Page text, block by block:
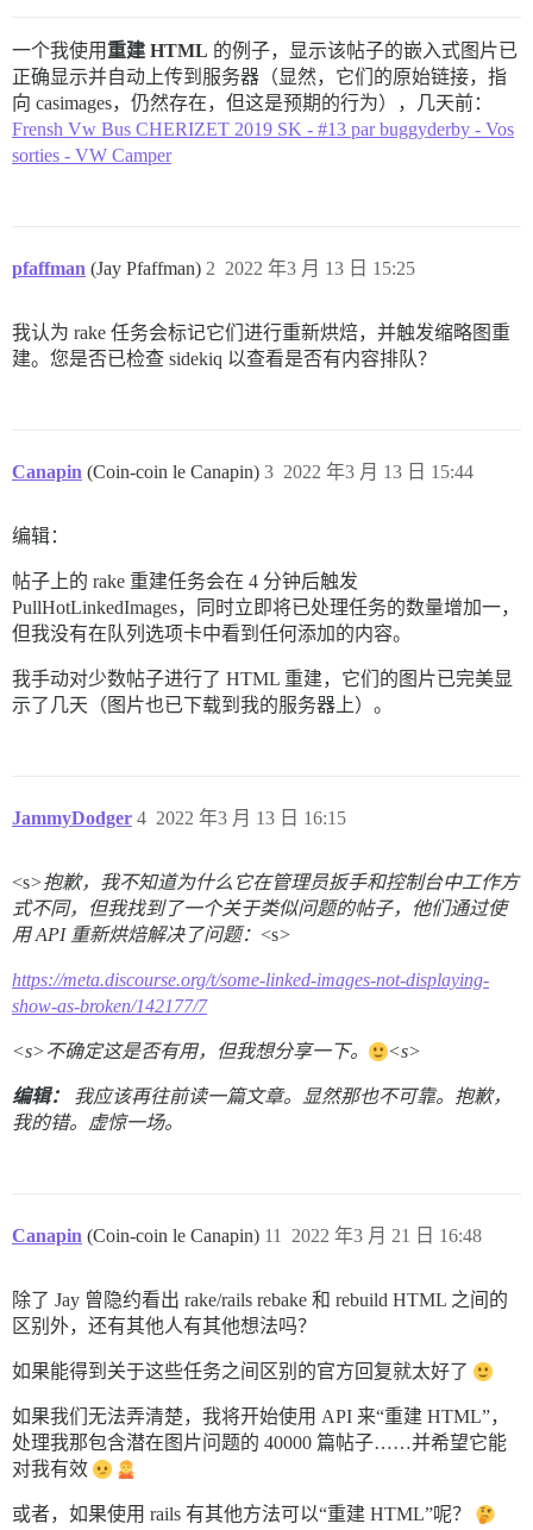
一个我使用 重建 HTML 的例子，显示该帖子的嵌入式图片已
正确显示并自动上传到服务器（显然，它们的原始链接，指
向 casimages，仍然存在，但这是预期的行为），几天前：
Frensh Vw Bus CHERIZET 2019 SK - #13 par buggyderby - Vos
sorties - VW Camper
pfaffman (Jay Pfaffman) 2022 年3 月 13 日 15:25
2
我认为 rake 任务会标记它们进行重新烘焙，并触发缩略图重
建。您是否已检查 sidekiq 以查看是否有内容排队？
Canapin (Coin-coin le Canapin) 2022 年3 月 13 日 15:44
3
编辑：
帖子上的 rake 重建任务会在 4 分钟后触发
PullHotLinkedImages，同时立即将已处理任务的数量增加一，
但我没有在队列选项卡中看到任何添加的内容。
我手动对少数帖子进行了 HTML 重建，它们的图片已完美显
示了几天（图片也已下载到我的服务器上）。
JammyDodger 2022 年3 月 13 日 16:15
4
<s>抱歉，我不知道为什么它在管理员扳手和控制台中工作方
式不同，但我找到了一个关于类似问题的帖子，他们通过使
用 API 重新烘焙解决了问题： <s>
https://meta.discourse.org/t/some-linked-images-not-displaying-
show-as-broken/142177/7
<s>不确定这是否有用，但我想分享一下。 <s>
编辑：
我应该再往前读一篇文章。显然那也不可靠。抱歉，
我的错。虚惊一场。
Canapin (Coin-coin le Canapin) 2022 年3 月 21 日 16:48
11
除了 Jay 曾隐约看出 rake/rails rebake 和 rebuild HTML 之间的
区别外，还有其他人有其他想法吗？
如果能得到关于这些任务之间区别的官方回复就太好了
如果我们无法弄清楚，我将开始使用 API 来“重建 HTML”，
处理我那包含潜在图片问题的 40000 篇帖子……并希望它能
对我有效
或者，如果使用 rails 有其他方法可以“重建 HTML”呢？